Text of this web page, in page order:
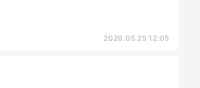
2026.05.25 12:05